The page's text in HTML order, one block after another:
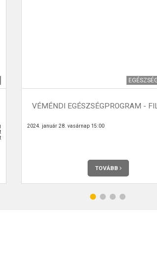
VÉMÉNDI EGÉSZSÉGPROGRAM -
2024. január 28. vasárnap 15:00
TOVÁBB